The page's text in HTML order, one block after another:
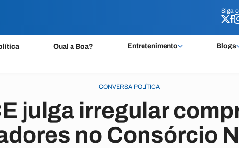
Siga o
Qual a Boa? Entretenimento Blogs
Siga o
CONVERSA POLÍTICA
julga irregular
no Consórcio